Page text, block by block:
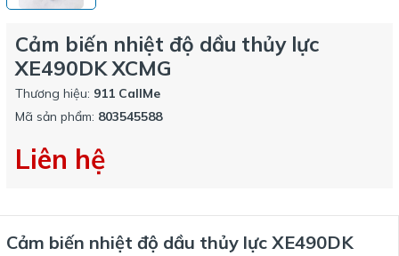
Cảm biến nhiệt độ dầu thủy lực
XE490DK XCMG
Thương hiệu: 911 CallMe
Mã sản phẩm: 803545588
Liên hệ
Cảm biến nhiệt độ dầu thủy lực XE490DK